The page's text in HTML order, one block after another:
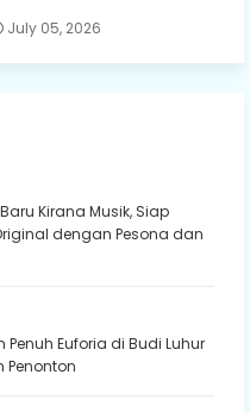
July 05, 2026
Kirana Musik, Siap
dengan Pesona dan
Euforia di Budi Luhur
Penonton